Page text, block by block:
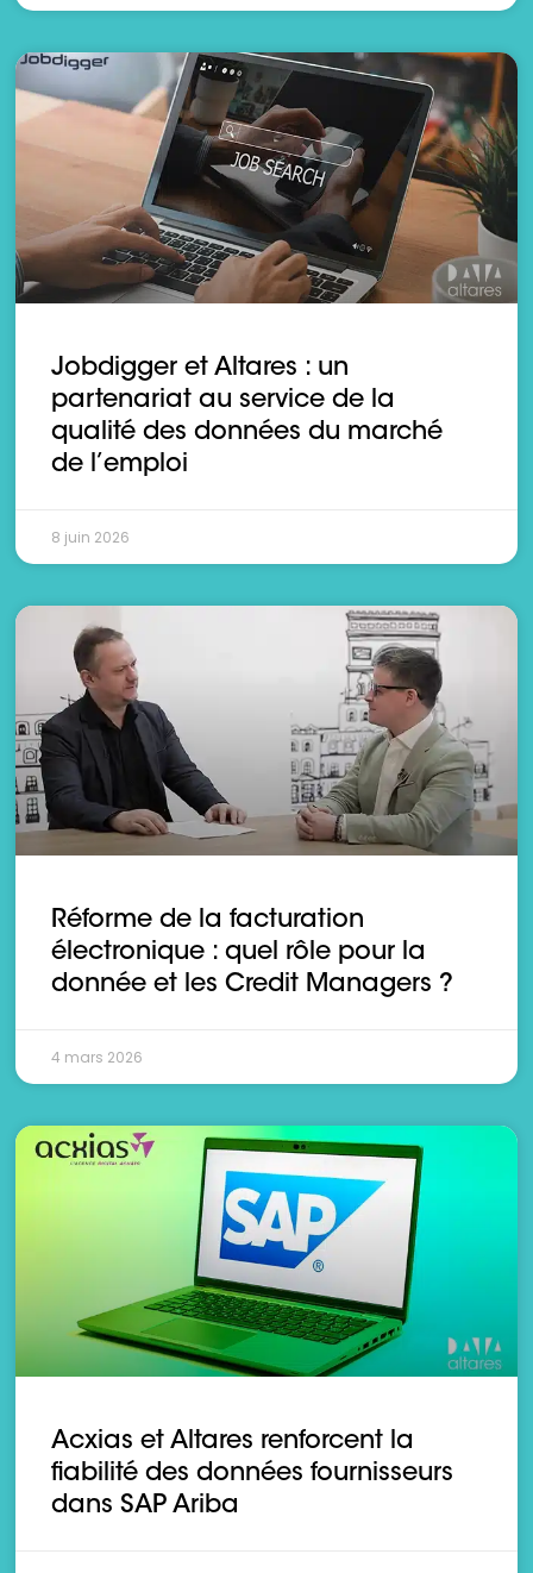
Jobdigger et Altares : un
partenariat au service de la
qualité des données du marché
de l’emploi
8 juin 2026
Réforme de la facturation
électronique : quel rôle pour la
donnée et les Credit Managers ?
4 mars 2026
Acxias et Altares renforcent la
fiabilité des données fournisseurs
dans SAP Ariba